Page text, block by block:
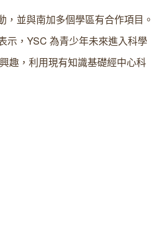
並與南加多個學區有合作項目。
示，YSC 為青少年未來進入科學
趣，利用現有知識基礎經中心科